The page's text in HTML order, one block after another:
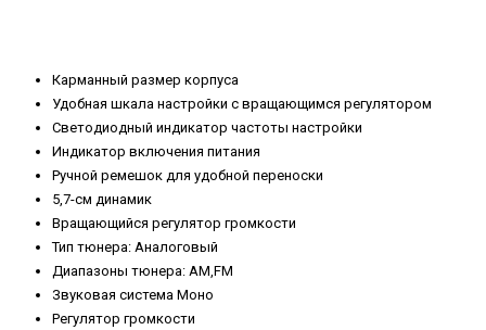
Карманный размер корпуса
Удобная шкала настройки с вращающимся регулятором
Светодиодный индикатор частоты настройки
Индикатор включения питания
Ручной ремешок для удобной переноски
5,7-см динамик
Вращающийся регулятор громкости
Тип тюнера: Аналоговый
Диапазоны тюнера: AM,FM
Звуковая система Моно
Регулятор громкости